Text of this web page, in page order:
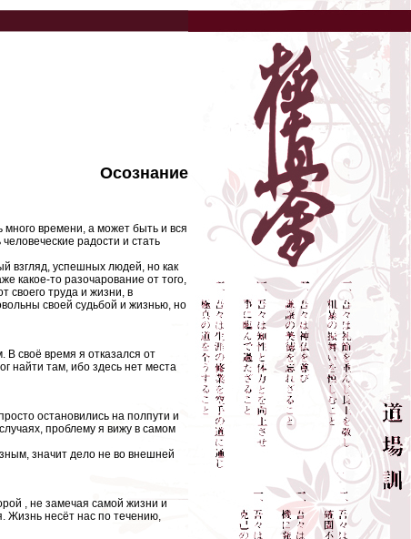
Осознание
много времени, а может быть и вся
радости и стать
взгляд, успешных людей, но как
какое-то разочарование от того,
своего труда и жизни, в
своей судьбой и жизнью, но
В своё время я отказался от
найти там, ибо здесь нет места
остановились на полпути и
проблему я вижу в самом
значит дело не во внешней
, не замечая самой жизни и
Жизнь несёт нас по течению,